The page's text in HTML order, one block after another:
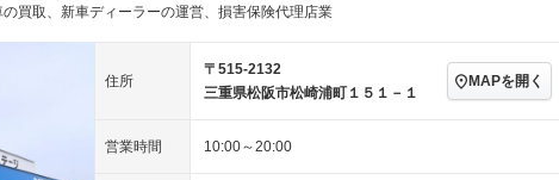
装備略号／用語解説
HID(キセノンライト) － ポータブルナビ
スマートキー ローダウン
3列シート ベンチシート
チップアップシート オットマン
買取、新車ディーラーの運営、損害保険代理店業
住所
〒515-2132
三重県松阪市松崎浦町１５１－１
MAPを開く
営業時間 10:00～20:00